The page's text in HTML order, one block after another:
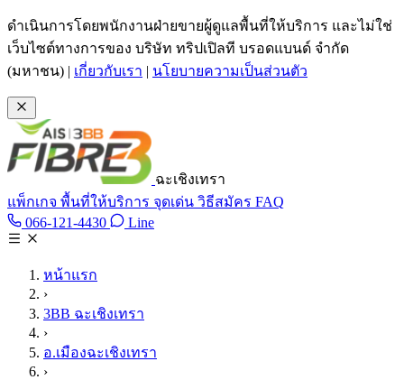
ข้ามไปเนื้อหาหลัก
ดำเนินการโดยพนักงานฝ่ายขายผู้ดูแลพื้นที่ให้บริการ และไม่ใช่
เว็บไซต์ทางการของ บริษัท ทริปเปิลที บรอดแบนด์ จำกัด
(มหาชน) | เกี่ยวกับเรา | นโยบายความเป็นส่วนตัว
ฉะเชิงเทรา
แพ็กเกจ พื้นที่ให้บริการ จุดเด่น วิธีสมัคร FAQ
066-121-4430 โทร 066-121-4430
LineLine @tan3bb
หน้าแรก
›
3BB ฉะเชิงเทรา
›
อ.เมืองฉะเชิงเทรา
›